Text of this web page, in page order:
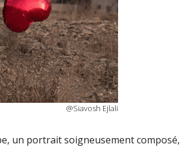
@Siavosh Ejlali
un portrait soigneusement composé,